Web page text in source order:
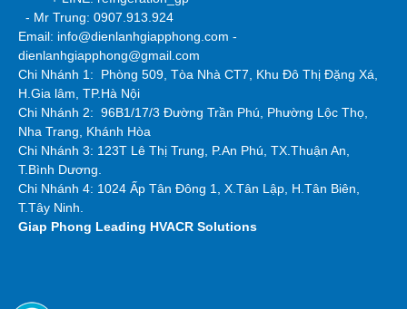
- Mr Trung: 0907.913.924
Email: info@dienlanhgiapphong.com -
dienlanhgiapphong@gmail.com
Chi Nhánh 1: Phòng 509, Tòa Nhà CT7, Khu Đô Thị Đặng Xá,
H.Gia lâm, TP.Hà Nội
Chi Nhánh 2: 96B1/17/3 Đường Trần Phú, Phường Lộc Thọ,
Nha Trang, Khánh Hòa
Chi Nhánh 3: 123T Lê Thị Trung, P.An Phú, TX.Thuận An,
T.Bình Dương.
Chi Nhánh 4: 1024 Ấp Tân Đông 1, X.Tân Lập, H.Tân Biên,
T.Tây Ninh.
Giap Phong Leading HVACR Solutions